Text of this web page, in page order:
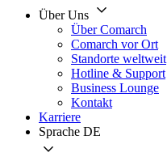
Über Uns
Über Comarch
Comarch vor Ort
Standorte weltweit
Hotline & Support
Business Lounge
Kontakt
Karriere
Sprache DE